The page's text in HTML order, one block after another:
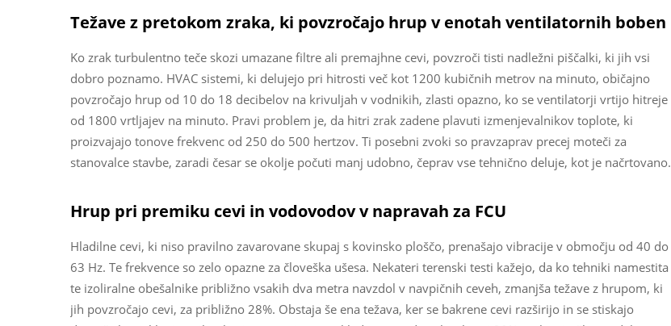
Težave z pretokom zraka, ki povzročajo hrup v enotah ventilatornih boben
Ko zrak turbulentno teče skozi umazane filtre ali premajhne cevi, povzroči tisti nadležni piščalki, ki jih vsi
dobro poznamo. HVAC sistemi, ki delujejo pri hitrosti več kot 1200 kubičnih metrov na minuto, običajno
povzročajo hrup od 10 do 18 decibelov na krivuljah v vodnikih, zlasti opazno, ko se ventilatorji vrtijo hitreje
od 1800 vrtljajev na minuto. Pravi problem je, da hitri zrak zadene plavuti izmenjevalnikov toplote, ki
proizvajajo tonove frekvenc od 250 do 500 hertzov. Ti posebni zvoki so pravzaprav precej moteči za
stanovalce stavbe, zaradi česar se okolje počuti manj udobno, čeprav vse tehnično deluje, kot je načrtovano.
Hrup pri premiku cevi in vodovodov v napravah za FCU
Hladilne cevi, ki niso pravilno zavarovane skupaj s kovinsko ploščo, prenašajo vibracije v območju od 40 do
63 Hz. Te frekvence so zelo opazne za človeška ušesa. Nekateri terenski testi kažejo, da ko tehniki namestita
te izoliralne obešalnike približno vsakih dva metra navzdol v navpičnih ceveh, zmanjša težave z hrupom, ki
jih povzročajo cevi, za približno 28%. Obstaja še ena težava, ker se bakrene cevi razširijo in se stiskajo